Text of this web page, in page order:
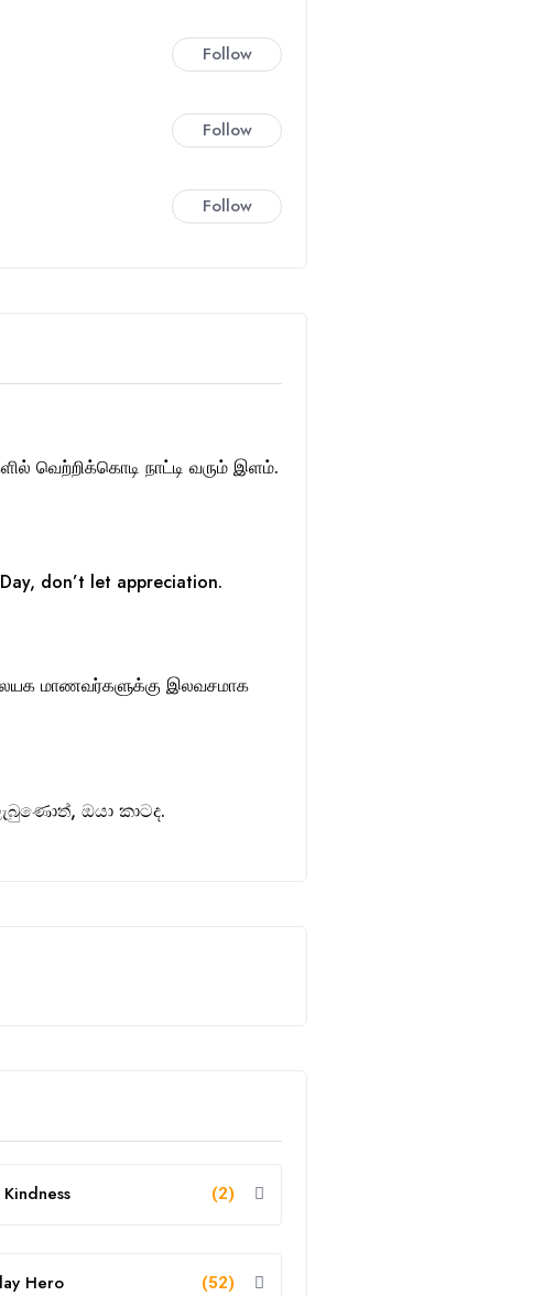
Follow
Follow
Follow
வெற்றிக்கொடி நாட்டி வரும் இளம்.
don’t let appreciation.
மாணவர்களுக்கு இலவசமாக
ඔයා කාටද.
(2)
Hero (52)